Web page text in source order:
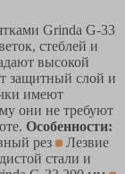
Grinda G-33
стеблей и
высокой
защитный слой и
имеют
они не требуют
Особенности:
рез
Лезвие
стали и